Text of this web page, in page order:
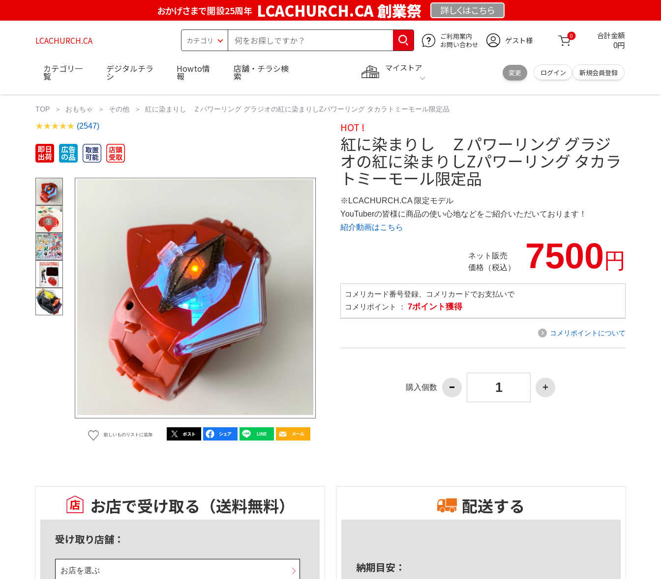
おかげさまで開設25周年 LCACHURCH.CA 創業祭 詳しくはこちら
LCACHURCH.CA
ご利用案内
お問い合わせ
ゲスト様 0 合計金額
0円
マイストア
変更 ログイン 新規会員登録
カテゴリ一
覧
デジタルチラ
シ
Howto情
報
店舗・チラシ検
索
TOP おもちゃ その他 紅に染まりし Ｚパワーリング グラジオの紅に染まりしZパワーリング タカラトミーモール限定品
(2547)
欲しいものリストに追加
HOT !
紅に染まりし Ｚパワーリング グラジ
オの紅に染まりしZパワーリング タカラ
トミーモール限定品
※LCACHURCH.CA 限定モデル
YouTuberの皆様に商品の使い心地などをご紹介いただいております！
紹介動画はこちら
ネット販売
価格（税込）
7500円
コメリカード番号登録、コメリカードでお支払いで
コメリポイント ： 7ポイント獲得
コメリポイントについて
購入個数
お店で受け取る （送料無料）
受け取り店舗：
お店を選ぶ
配送する
納期目安：